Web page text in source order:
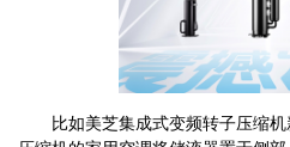
比如美芝集成式变频转子压缩机